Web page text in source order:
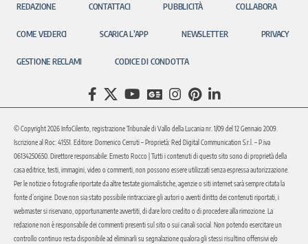
REDAZIONE CONTATTACI PUBBLICITÀ COLLABORA
COME VEDERCI SCARICA L’APP NEWSLETTER PRIVACY
GESTIONE RECLAMI CODICE DI CONDOTTA
© Copyright 2026 InfoCilento, registrazione Tribunale di Vallo della Lucania nr. 1/09 del 12 Gennaio 2009.
Iscrizione al Roc: 41551. Editore: Domenico Cerruti – Proprietà: Red Digital Communication S.r.l. – P.iva
06134250650. Direttore responsabile: Ernesto Rocco | Tutti i contenuti di questo sito sono di proprietà della
casa editrice, testi, immagini, video o commenti, non possono essere utilizzati senza espressa autorizzazione.
Per le notizie o fotografie riportate da altre testate giornalistiche, agenzie o siti internet sarà sempre citata la
fonte d’origine. Dove non sia stato possibile rintracciare gli autori o aventi diritto dei contenuti riportati, i
webmaster si riservano, opportunamente avvertiti, di dare loro credito o di procedere alla rimozione. La
redazione non è responsabile dei commenti presenti sul sito o sui canali social. Non potendo esercitare un
controllo continuo resta disponibile ad eliminarli su segnalazione qualora gli stessi risultino offensivi e/o